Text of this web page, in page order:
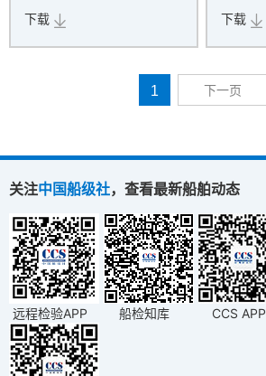
下载
下载
1 下一页
关注中国船级社，查看最新船舶动态
远程检验APP 船检知库 CCS APP